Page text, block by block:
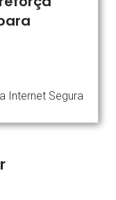
Internet Segura